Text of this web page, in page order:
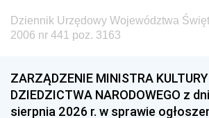
Dziennik Urzędowy Województwa
2006 nr 441 poz. 3163
ZARZĄDZENIE MINISTRA
DZIEDZICTWA NARODOWEGO z
sierpnia 2026 r. w sprawie